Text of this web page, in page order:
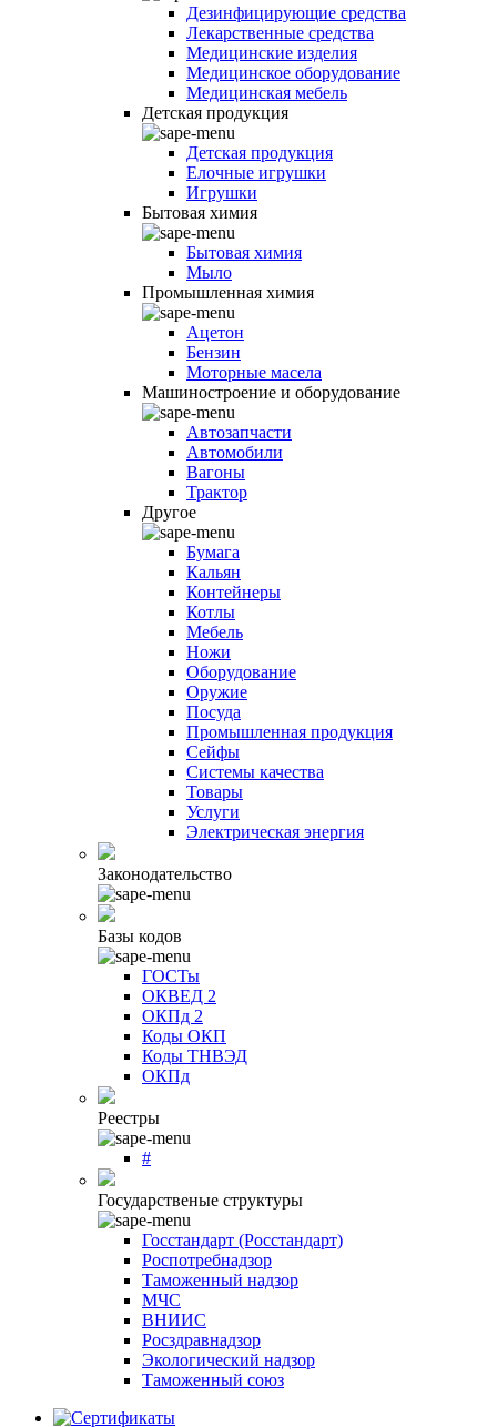
Дезинфицирующие средства
Лекарственные средства
Медицинские изделия
Медицинское оборудование
Медицинская мебель
Детская продукция
Детская продукция
Елочные игрушки
Игрушки
Бытовая химия
Бытовая химия
Мыло
Промышленная химия
Ацетон
Бензин
Моторные масела
Машиностроение и оборудование
Автозапчасти
Автомобили
Вагоны
Трактор
Другое
Бумага
Кальян
Контейнеры
Котлы
Мебель
Ножи
Оборудование
Оружие
Посуда
Промышленная продукция
Сейфы
Системы качества
Товары
Услуги
Электрическая энергия
Законодательство
Базы кодов
ГОСТы
ОКВЕД 2
ОКПд 2
Коды ОКП
Коды ТНВЭД
ОКПд
Реестры
#
Государственые структуры
Госстандарт (Росстандарт)
Роспотребнадзор
Таможенный надзор
МЧС
ВНИИС
Росздравнадзор
Экологический надзор
Таможенный союз